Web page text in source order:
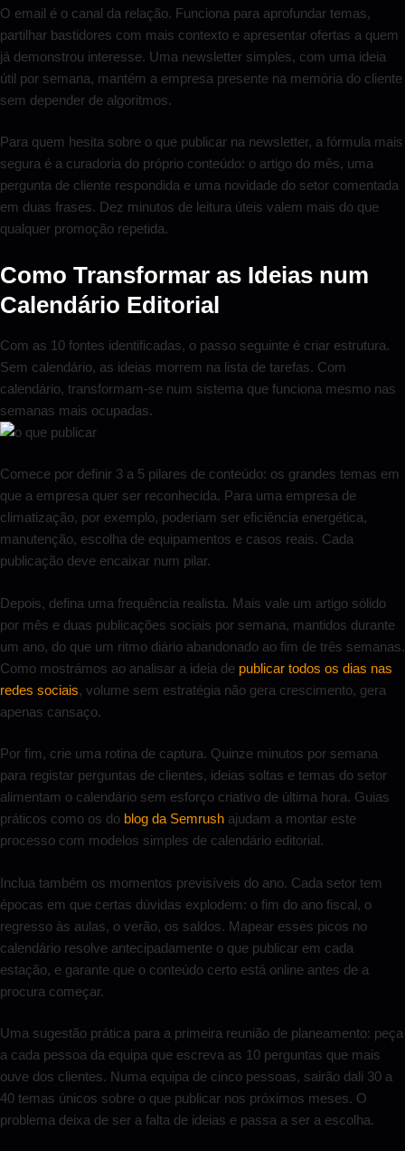
O email é o canal da relação. Funciona para aprofundar temas,
partilhar bastidores com mais contexto e apresentar ofertas a quem
já demonstrou interesse. Uma newsletter simples, com uma ideia
útil por semana, mantém a empresa presente na memória do cliente
sem depender de algoritmos.
Para quem hesita sobre o que publicar na newsletter, a fórmula mais
segura é a curadoria do próprio conteúdo: o artigo do mês, uma
pergunta de cliente respondida e uma novidade do setor comentada
em duas frases. Dez minutos de leitura úteis valem mais do que
qualquer promoção repetida.
Como Transformar as Ideias num
Calendário Editorial
Com as 10 fontes identificadas, o passo seguinte é criar estrutura.
Sem calendário, as ideias morrem na lista de tarefas. Com
calendário, transformam-se num sistema que funciona mesmo nas
semanas mais ocupadas.
Comece por definir 3 a 5 pilares de conteúdo: os grandes temas em
que a empresa quer ser reconhecida. Para uma empresa de
climatização, por exemplo, poderiam ser eficiência energética,
manutenção, escolha de equipamentos e casos reais. Cada
publicação deve encaixar num pilar.
Depois, defina uma frequência realista. Mais vale um artigo sólido
por mês e duas publicações sociais por semana, mantidos durante
um ano, do que um ritmo diário abandonado ao fim de três semanas.
Como mostrámos ao analisar a ideia de publicar todos os dias nas
redes sociais, volume sem estratégia não gera crescimento, gera
apenas cansaço.
Por fim, crie uma rotina de captura. Quinze minutos por semana
para registar perguntas de clientes, ideias soltas e temas do setor
alimentam o calendário sem esforço criativo de última hora. Guias
práticos como os do blog da Semrush ajudam a montar este
processo com modelos simples de calendário editorial.
Inclua também os momentos previsíveis do ano. Cada setor tem
épocas em que certas dúvidas explodem: o fim do ano fiscal, o
regresso às aulas, o verão, os saldos. Mapear esses picos no
calendário resolve antecipadamente o que publicar em cada
estação, e garante que o conteúdo certo está online antes de a
procura começar.
Uma sugestão prática para a primeira reunião de planeamento: peça
a cada pessoa da equipa que escreva as 10 perguntas que mais
ouve dos clientes. Numa equipa de cinco pessoas, sairão dali 30 a
40 temas únicos sobre o que publicar nos próximos meses. O
problema deixa de ser a falta de ideias e passa a ser a escolha.